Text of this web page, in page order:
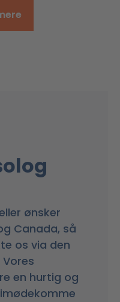
ønsker
Canada, så
os via den
en hurtig og